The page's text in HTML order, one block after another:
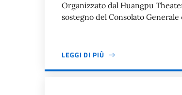
Organizzato dal Huangpu
sostegno del Consolato
LEGGI DI PIÙ